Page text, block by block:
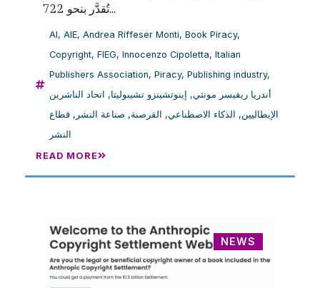
تُقدَّر بنحو 722...
AI, AIE, Andrea Riffeser Monti, Book Piracy,
Copyright, FIEG, Innocenzo Cipoletta, Italian
Publishers Association, Piracy, Publishing industry,
أندريا ريفيسر مونتي, إينوتشينزو تشيبوليتا, اتحاد الناشرين
الإيطاليين, الذكاء الاصطناعي, القرصنة, صناعة النشر , قطاع
النشر
READ MORE
NEWS